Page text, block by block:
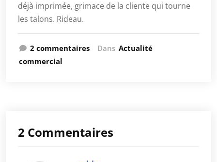
déjà imprimée, grimace de la cliente qui tourne
les talons. Rideau.
2 commentaires Dans Actualité
commercial
2 Commentaires